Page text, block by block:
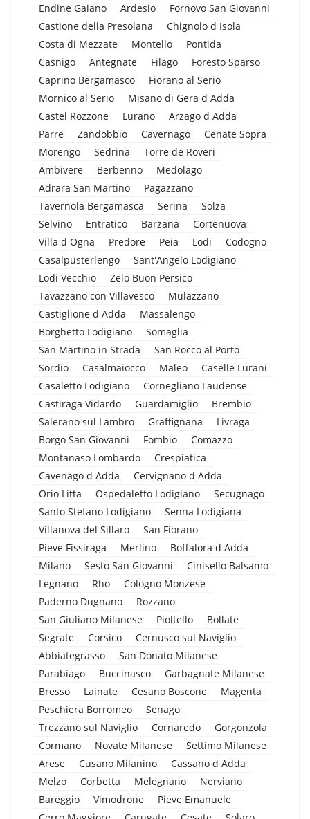
Endine Gaiano
Ardesio
Fornovo San Giovanni
Castione della Presolana
Chignolo d Isola
Costa di Mezzate
Montello
Pontida
Casnigo
Antegnate Filago
Foresto Sparso
Caprino Bergamasco
Fiorano al Serio
Mornico al Serio
Misano di Gera d Adda
Castel Rozzone
Lurano
Arzago d Adda
Parre
Zandobbio Cavernago
Cenate Sopra
Morengo
Sedrina
Torre de Roveri
Ambivere
Berbenno
Medolago
Adrara San Martino
Pagazzano
Tavernola Bergamasca
Serina
Solza
Selvino
Entratico Barzana
Cortenuova
Villa d Ogna
Predore Peia Lodi
Codogno
Casalpusterlengo
Sant'Angelo Lodigiano
Lodi Vecchio
Zelo Buon Persico
Tavazzano con Villavesco
Mulazzano
Castiglione d Adda
Massalengo
Borghetto Lodigiano
Somaglia
San Martino in Strada
San Rocco al Porto
Sordio
Casalmaiocco Maleo
Caselle Lurani
Casaletto Lodigiano
Cornegliano Laudense
Castiraga Vidardo
Guardamiglio
Brembio
Salerano sul Lambro
Graffignana
Livraga
Borgo San Giovanni
Fombio
Comazzo
Montanaso Lombardo
Crespiatica
Cavenago d Adda
Cervignano d Adda
Orio Litta
Ospedaletto Lodigiano
Secugnago
Santo Stefano Lodigiano
Senna Lodigiana
Villanova del Sillaro
San Fiorano
Pieve Fissiraga
Merlino
Boffalora d Adda
Milano
Sesto San Giovanni
Cinisello Balsamo
Legnano
Rho
Cologno Monzese
Paderno Dugnano
Rozzano
San Giuliano Milanese
Pioltello
Bollate
Segrate
Corsico
Cernusco sul Naviglio
Abbiategrasso
San Donato Milanese
Parabiago
Buccinasco
Garbagnate Milanese
Bresso
Lainate Cesano Boscone
Magenta
Peschiera Borromeo
Senago
Trezzano sul Naviglio
Cornaredo
Gorgonzola
Cormano
Novate Milanese
Settimo Milanese
Arese
Cusano Milanino
Cassano d Adda
Melzo
Corbetta Melegnano
Nerviano
Bareggio
Vimodrone
Pieve Emanuele